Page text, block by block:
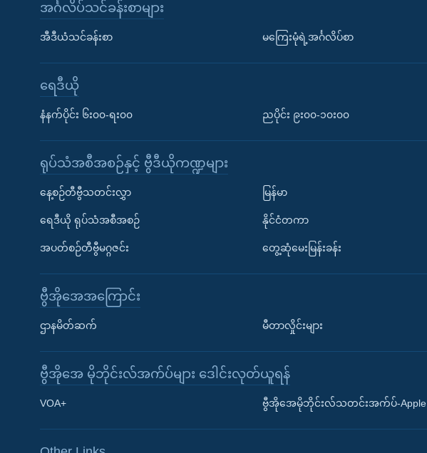
Learning English
အင်္ဂလိပ်သင်ခန်းစာများ
အီဒီယံသင်ခန်းစာ မကြေးမုံရဲ့အင်္ဂလိပ်စာ
ရေဒီယို
နံနက်ပိုင်း ၆း၀၀-ရး၀၀ ညပိုင်း ၉း၀၀-၁၀း၀၀
ရုပ်သံအစီအစဉ်နှင့် ဗွီဒီယိုကဏ္ဍများ
နေ့စဉ်တီဗွီသတင်းလွှာ
ရေဒီယို ရုပ်သံအစီအစဉ်
အပတ်စဉ်တီဗွီမဂ္ဂဇင်း
မြန်မာ
နိုင်ငံတကာ
တွေ့ဆုံမေးမြန်းခန်း
ဗွီအိုအေအကြောင်း
ဌာနမိတ်ဆက် မီတာလှိုင်းများ
ဗွီအိုအေ မိုဘိုင်းလ်အက်ပ်များ ဒေါင်းလုတ်ယူရန်
VOA+ ဗွီအိုအေမိုဘိုင်းလ်သတင်းအက်ပ်-Apple